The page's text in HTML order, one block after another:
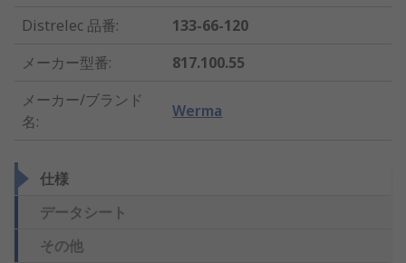
Distrelec 品番:
133-66-120
メーカー型番:
817.100.55
メーカー/ブランド
名:
Werma
仕様
データシート
その他